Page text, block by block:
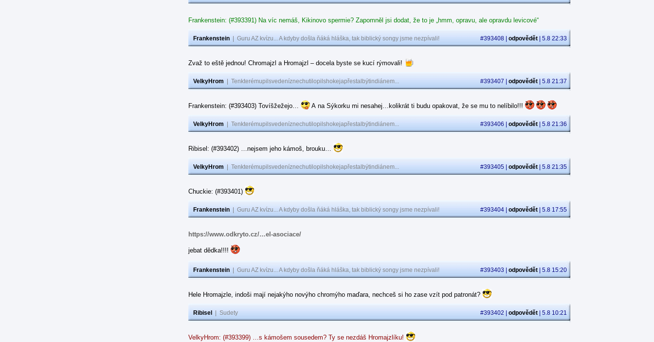
Frankenstein: (#393391) Na víc nemáš, Kikinovo spermie? Zapomněl jsi dodat, že to je „hmm, opravu, ale opravdu levicové“
Frankenstein Guru AZ kvízu... A kdyby došla ňáká hláška, tak biblický songy jsme nezpívali! #393408 | odpovědět | 5.8 22:33
Zvaž to eště jednou! Chromajzl a Hromajzl – docela byste se kucí rýmovali!
VelkyHrom Tenkterémupilsvedeníznechutilopilshokejapřestalbýtindiánem... #393407 | odpovědět | 5.8 21:37
Frankenstein: (#393403) Tovíšžežejo… A na Sýkorku mi nesahej…kolikrát ti budu opakovat, že se mu to nelíbilo!!!
VelkyHrom Tenkterémupilsvedeníznechutilopilshokejapřestalbýtindiánem... #393406 | odpovědět | 5.8 21:36
Ribisel: (#393402) …nejsem jeho kámoš, brouku…
VelkyHrom Tenkterémupilsvedeníznechutilopilshokejapřestalbýtindiánem... #393405 | odpovědět | 5.8 21:35
Chuckie: (#393401)
Frankenstein Guru AZ kvízu... A kdyby došla ňáká hláška, tak biblický songy jsme nezpívali! #393404 | odpovědět | 5.8 17:55
https://www.odkryto.cz/…el-asociace/
jebat dědka!!!!
Frankenstein Guru AZ kvízu... A kdyby došla ňáká hláška, tak biblický songy jsme nezpívali! #393403 | odpovědět | 5.8 15:20
Hele Hromajzle, indoši mají nejakýho novýho chromýho maďara, nechceš si ho zase vzít pod patronát?
Ribisel Sudety #393402 | odpovědět | 5.8 10:21
VelkyHrom: (#393399) …s kámošem sousedem? Ty se nezdáš Hromajzlíku!